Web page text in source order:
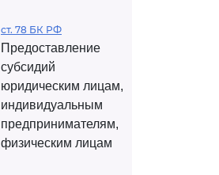
ст. 78 БК РФ
Предоставление
субсидий
юридическим лицам,
индивидуальным
предпринимателям,
физическим лицам